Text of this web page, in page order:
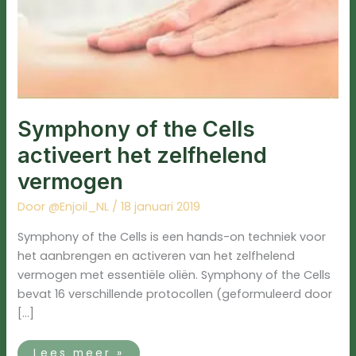
Symphony of the Cells
activeert het zelfhelend
vermogen
Door@Enjoil_NL /18 januari 2019
Symphony of the Cells is een hands-on techniek voor
het aanbrengen en activeren van het zelfhelend
vermogen met essentiële oliën. Symphony of the Cells
bevat ​​16 verschillende protocollen (geformuleerd door
[…]